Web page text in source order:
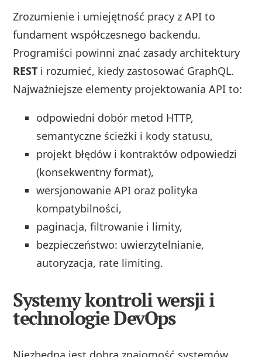
Zrozumienie i umiejętność pracy z API to
fundament współczesnego backendu.
Programiści powinni znać zasady architektury
REST i rozumieć, kiedy zastosować GraphQL.
Najważniejsze elementy projektowania API to:
odpowiedni dobór metod HTTP,
semantyczne ścieżki i kody statusu,
projekt błędów i kontraktów odpowiedzi
(konsekwentny format),
wersjonowanie API oraz polityka
kompatybilności,
paginacja, filtrowanie i limity,
bezpieczeństwo: uwierzytelnianie,
autoryzacja, rate limiting.
Systemy kontroli wersji i
technologie DevOps